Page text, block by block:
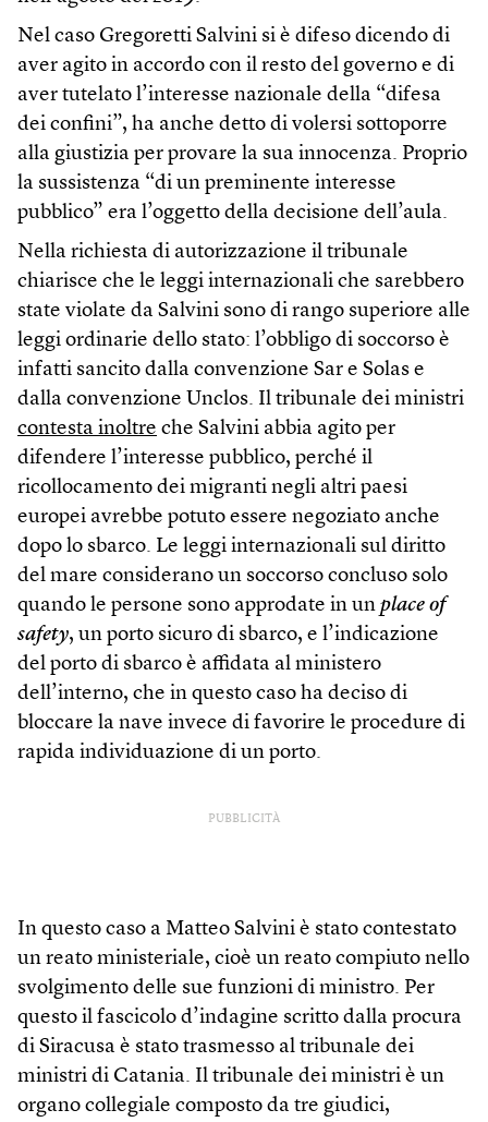
Nel caso Gregoretti Salvini si è difeso dicendo di
aver agito in accordo con il resto del governo e di
aver tutelato l’interesse nazionale della “difesa
dei confini”, ha anche detto di volersi sottoporre
alla giustizia per provare la sua innocenza. Proprio
la sussistenza “di un preminente interesse
pubblico” era l’oggetto della decisione dell’aula.
Nella richiesta di autorizzazione il tribunale
chiarisce che le leggi internazionali che sarebbero
state violate da Salvini sono di rango superiore alle
leggi ordinarie dello stato: l’obbligo di soccorso è
infatti sancito dalla convenzione Sar e Solas e
dalla convenzione Unclos. Il tribunale dei ministri
contesta inoltre che Salvini abbia agito per
difendere l’interesse pubblico, perché il
ricollocamento dei migranti negli altri paesi
europei avrebbe potuto essere negoziato anche
dopo lo sbarco. Le leggi internazionali sul diritto
del mare considerano un soccorso concluso solo
quando le persone sono approdate in un place of
safety, un porto sicuro di sbarco, e l’indicazione
del porto di sbarco è affidata al ministero
dell’interno, che in questo caso ha deciso di
bloccare la nave invece di favorire le procedure di
rapida individuazione di un porto.
PUBBLICITÀ
In questo caso a Matteo Salvini è stato contestato
un reato ministeriale, cioè un reato compiuto nello
svolgimento delle sue funzioni di ministro. Per
questo il fascicolo d’indagine scritto dalla procura
di Siracusa è stato trasmesso al tribunale dei
ministri di Catania. Il tribunale dei ministri è un
organo collegiale composto da tre giudici,